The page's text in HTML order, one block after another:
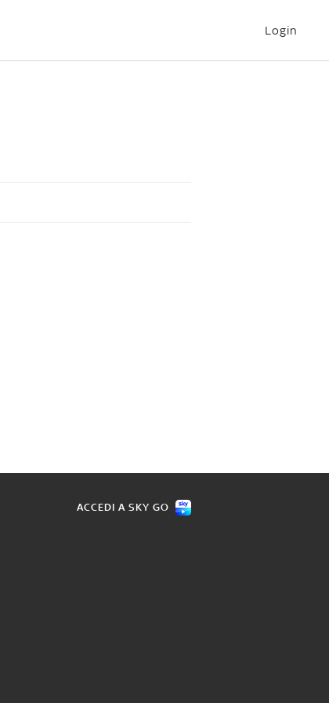
Login
ACCEDI A SKY GO